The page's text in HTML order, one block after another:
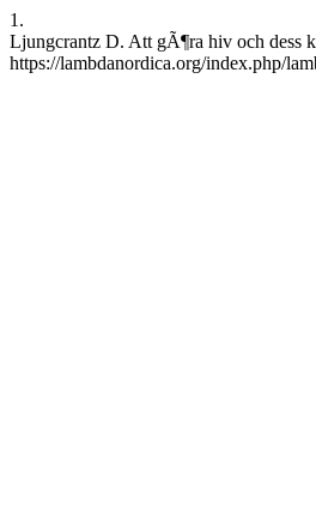
1.
Ljungcrantz D. Att gÃ¶ra hiv och dess
https://lambdanordica.org/index.php/